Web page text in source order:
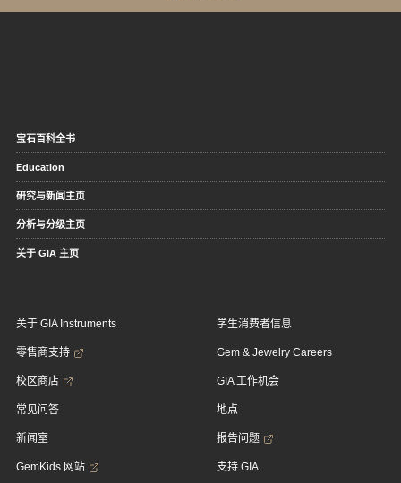
宝石百科全书
Education
研究与新闻主页
分析与分级主页
关于 GIA 主页
关于 GIA Instruments
零售商支持
校区商店
常见问答
新闻室
GemKids 网站
学生消费者信息
Gem & Jewelry Careers
GIA 工作机会
地点
报告问题
支持 GIA